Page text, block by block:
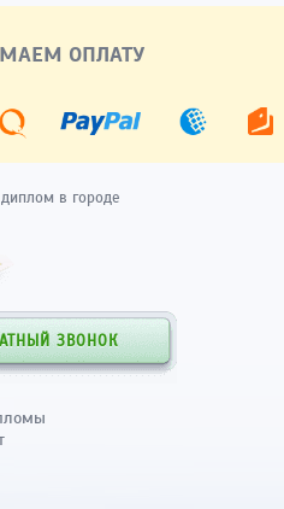
ОПЛАТУ
диплом в городе
ЗВОНОК